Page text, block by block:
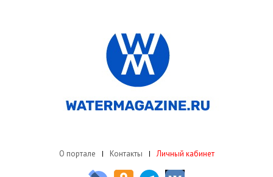
О портале Контакты Личный кабинет